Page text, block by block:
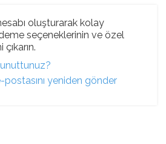
oluşturarak kolay
seçeneklerinin ve özel
unuttunuz?
postasını yeniden gönder